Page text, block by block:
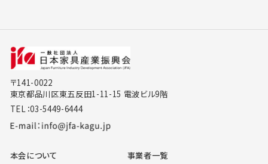
〒141-0022
東京都品川区東五反田1-11-15 電波ビル9階
TEL：03-5449-6444
本会について
事業者一覧